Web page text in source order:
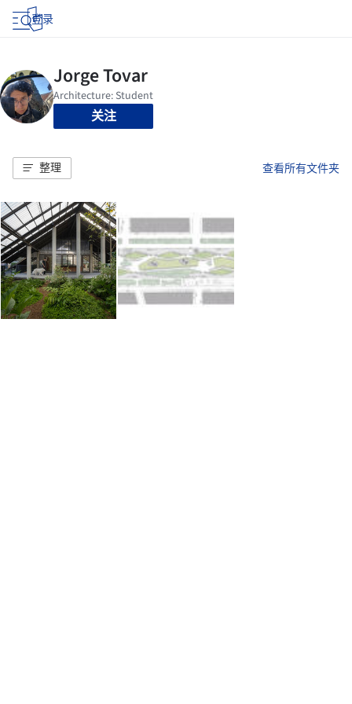
登录
关注
整理 查看所有文件夹